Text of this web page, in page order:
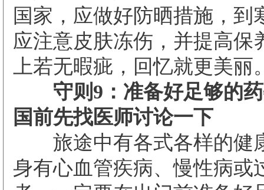
国家，应做好防晒措施，到
应注意皮肤冻伤，并提高保
上若无暇疵，回忆就更美丽
守则9：准备好足够的
国前先找医师讨论一下
旅途中有各式各样的健
身有心血管疾病、慢性病或